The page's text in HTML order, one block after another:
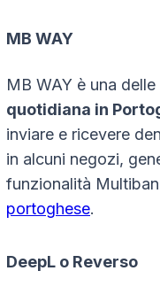
MB WAY
MB WAY è una delle
quotidiana in
inviare e ricevere
in alcuni negozi,
funzionalità
portoghese.
DeepL o Reverso